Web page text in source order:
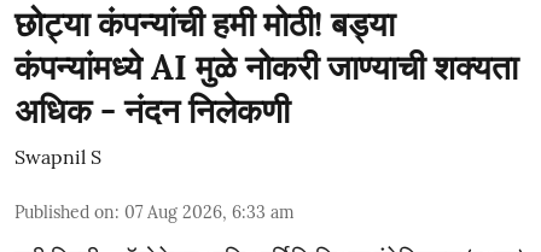
छोट्या कंपन्यांची हमी मोठी! बड्या
कंपन्यांमध्ये AI मुळे नोकरी जाण्याची शक्यता
अधिक - नंदन निलेकणी
Swapnil S
Published on: 07 Aug 2026, 6:33 am